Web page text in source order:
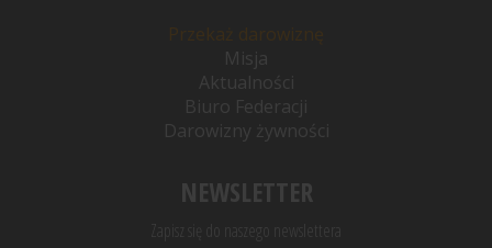
Misja
Aktualności
Biuro Federacji
Darowizny żywności
NEWSLETTER
Zapisz się do naszego newslettera